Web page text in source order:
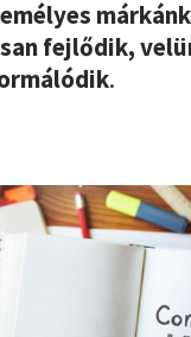
márkánk
fejlődik,
.